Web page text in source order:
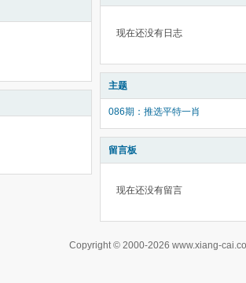
现在还没有日志
主题
086期：推选平特一肖
留言板
现在还没有留言
Copyright © 2000-2026 www.xiang-